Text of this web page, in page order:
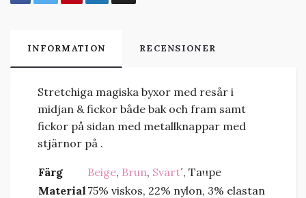
INFORMATION RECENSIONER
Stretchiga magiska byxor med resår i
midjan & fickor både bak och fram samt
fickor på sidan med metallknappar med
stjärnor på .
Färg Beige, Brun, Svart´, Taupe
Material 75% viskos, 22% nylon, 3% elastan